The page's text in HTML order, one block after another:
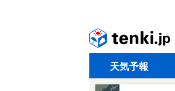
天気予報